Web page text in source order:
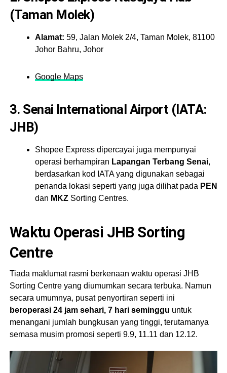
(Taman Molek)
Alamat: 59, Jalan Molek 2/4, Taman Molek, 81100
Johor Bahru, Johor
Google Maps
3. Senai International Airport (IATA:
JHB)
Shopee Express dipercayai juga mempunyai
operasi berhampiran Lapangan Terbang Senai,
berdasarkan kod IATA yang digunakan sebagai
penanda lokasi seperti yang juga dilihat pada PEN
dan MKZSorting Centres.
Waktu Operasi JHB Sorting
Centre
Tiada maklumat rasmi berkenaan waktu operasi JHB
Sorting Centre yang diumumkan secara terbuka. Namun
secara umumnya, pusat penyortiran seperti ini
beroperasi 24 jam sehari, 7 hari seminggu untuk
menangani jumlah bungkusan yang tinggi, terutamanya
semasa musim promosi seperti 9.9, 11.11 dan 12.12.